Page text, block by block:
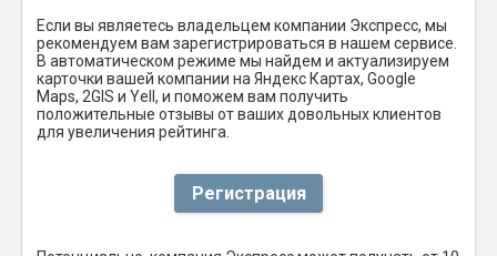
Если вы являетесь владельцем компании Экспресс, мы
рекомендуем вам зарегистрироваться в нашем сервисе.
В автоматическом режиме мы найдем и актуализируем
карточки вашей компании на Яндекс Картах, Google
Maps, 2GIS и Yell, и поможем вам получить
положительные отзывы от ваших довольных клиентов
для увеличения рейтинга.
Регистрация